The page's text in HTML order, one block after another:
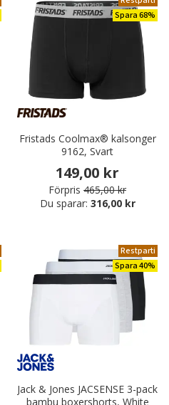
Spara 68%
Fristads Coolmax® kalsonger
9162, Svart
149,00 kr
Förpris 465,00 kr
Du sparar: 316,00 kr
Restparti
Spara 40%
Jack & Jones JACSENSE 3-pack
bambu boxershorts, White